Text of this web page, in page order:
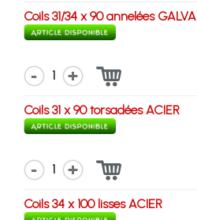
Coils 31/34 x 90 annelées GALVA
1
Coils 31 x 90 torsadées ACIER
1
Coils 34 x 100 lisses ACIER